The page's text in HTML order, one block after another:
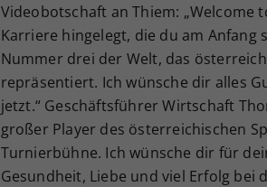
Videobotschaft an Thiem:
Karriere hingelegt, die du am
Nummer drei der Welt, das
repräsentiert. Ich wünsche dir alles
jetzt.“ Geschäftsführer Wirtschaft
großer Player des österreichischen
Turnierbühne. Ich wünsche dir für
Gesundheit, Liebe und viel Erfolg bei